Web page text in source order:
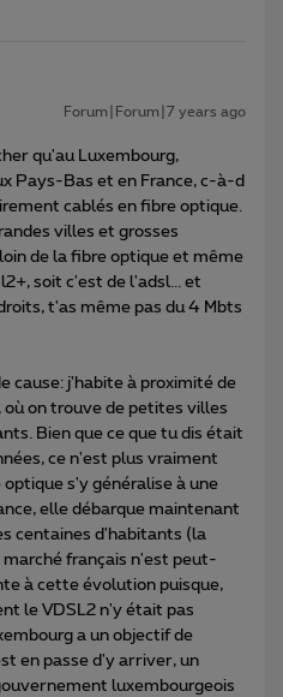
Forum|Forum|7 years ago
qu'au Luxembourg,
Pays-Bas et en France, c-à-d
cablés en fibre optique.
villes et grosses
de la fibre optique et même
soit c'est de l'adsl... et
t'as même pas du 4 Mbts
cause: j'habite à proximité de
où on trouve de petites villes
Bien que ce que tu dis était
ce n'est plus vraiment
s'y généralise à une
elle débarque maintenant
centaines d'habitants (la
français n'est peut-
à cette évolution puisque,
le VDSL2 n'y était pas
a un objectif de
en passe d'y arriver, un
luxembourgeois